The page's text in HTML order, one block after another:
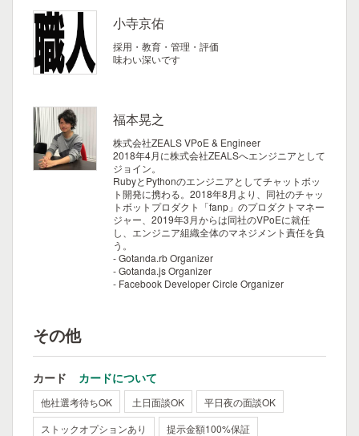
小寺京佑
採用・教育・管理・評価
味わい深いです
福本晃之
株式会社ZEALS VPoE & Engineer
2018年4月に株式会社ZEALSへエンジニアとして
ジョイン。
RubyとPythonのエンジニアとしてチャットボッ
ト開発に携わる。2018年8月より、同社のチャッ
トボットプロダクト「fanp」のプロダクトマネー
ジャー、2019年3月からは同社のVPoEに就任
し、エンジニア組織全体のマネジメント責任を負
う。
- Gotanda.rb Organizer
- Gotanda.js Organizer
- Facebook Developer Circle Organizer
その他
カード カードについて
他社選考待ちOK 土日面談OK
平日夜の面談OK
ストックオプションあり
提示金額100%保証